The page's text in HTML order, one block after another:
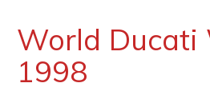
World Ducati
1998